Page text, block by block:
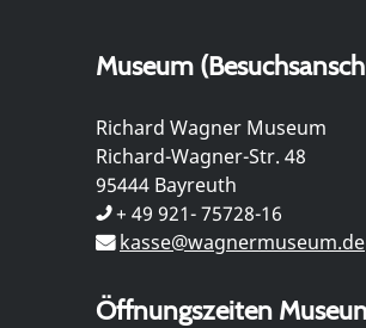
Museum
Richard Wagner Museum
Richard-Wagner-Str. 48
95444 Bayreuth
+ 49 921- 75728-16
kasse@wagnermuseum.de
Öffnungszeiten